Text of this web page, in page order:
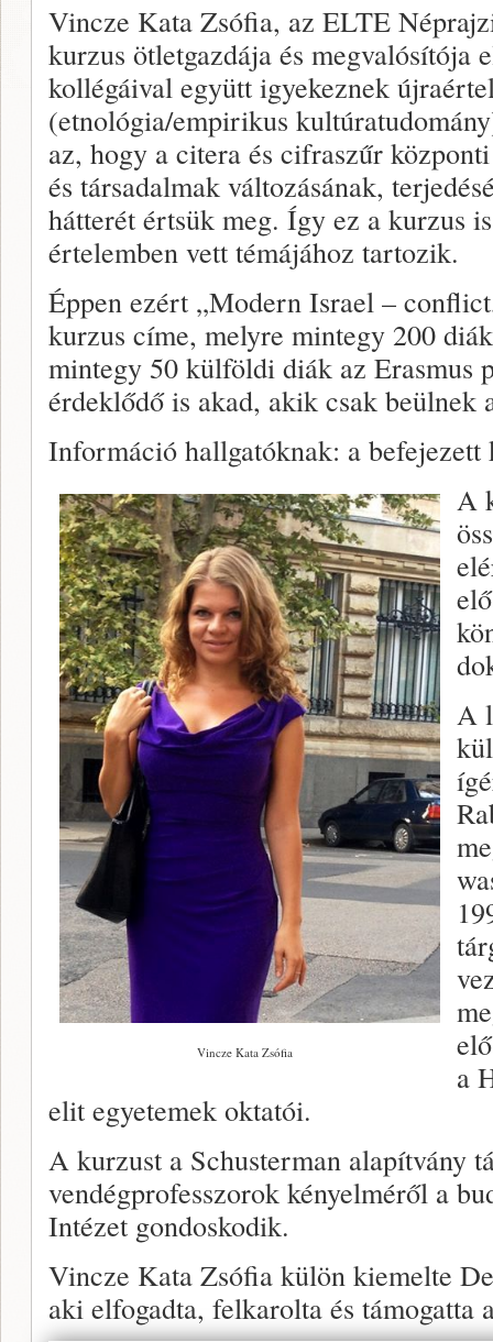
Vincze Kata Zsófia, az ELTE
kurzus ötletgazdája és megvalósítója
kollégáival együtt igyekeznek
(etnológia/empirikus
az, hogy a citera és cifraszűr
és társadalmak változásának,
hátterét értsük meg. Így ez a kurzus
értelemben vett témájához tartozik.
Éppen ezért „Modern Israel –
kurzus címe, melyre mintegy 200
mintegy 50 külföldi diák az Erasmus
érdeklődő is akad, akik csak beülnek
Információ hallgatóknak: a
Vincze Kata Zsófia
A
A
a
elit egyetemek oktatói.
A kurzust a Schusterman alapítvány
vendégprofesszorok kényelméről a
Intézet gondoskodik.
Vincze Kata Zsófia külön kiemelte
aki elfogadta, felkarolta és támogatta